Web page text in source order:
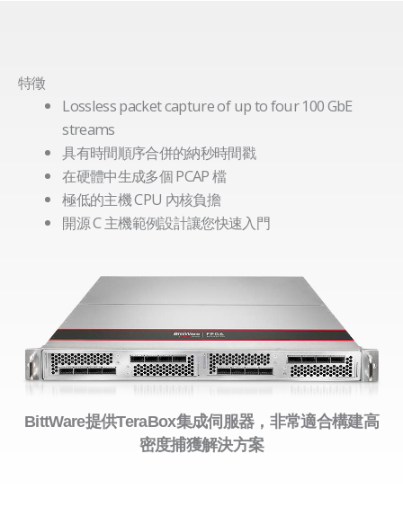
特徵
Lossless packet capture of up to four 100 GbE
streams
具有時間順序合併的納秒時間戳
在硬體中生成多個 PCAP 檔
極低的主機 CPU 內核負擔
開源 C 主機範例設計讓您快速入門
BittWare提供TeraBox集成伺服器，非常適合構建高
密度捕獲解決方案